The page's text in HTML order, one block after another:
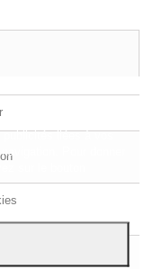
de tiers pour
liées à vos
Pour donner
sur le bouton